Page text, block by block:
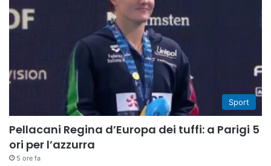
Sport
Pellacani Regina d’Europa dei tuffi: a Parigi 5
ori per l’azzurra
5 ore fa